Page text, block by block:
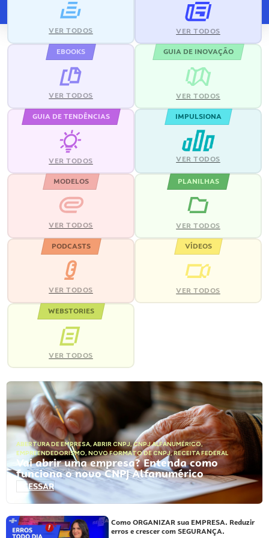
VER TODOS VER TODOS
EBOOKS
VER TODOS
GUIA DE INOVAÇÃO
VER TODOS
GUIA DE TENDÊNCIAS
VER TODOS
IMPULSIONA
VER TODOS
MODELOS
VER TODOS
PLANILHAS
VER TODOS
PODCASTS
VER TODOS
VÍDEOS
VER TODOS
WEBSTORIES
VER TODOS
ABERTURA DE EMPRESA, ABRIR CNPJ,CNPJ ALFANUMÉRICO,
EMPREENDEDORISMO, NOVO FORMATO DE CNPJ,RECEITA FEDERAL
Vai abrir uma empresa? Entenda como
funciona o novo CNPJ Alfanumérico
ACESSAR
Como ORGANIZAR sua EMPRESA. Reduzir
erros e crescer com SEGURANÇA.